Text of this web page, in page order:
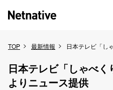
TOP 最新情報 日本テレビ「しゃ
日本テレビ「しゃべ
よりニュース提供